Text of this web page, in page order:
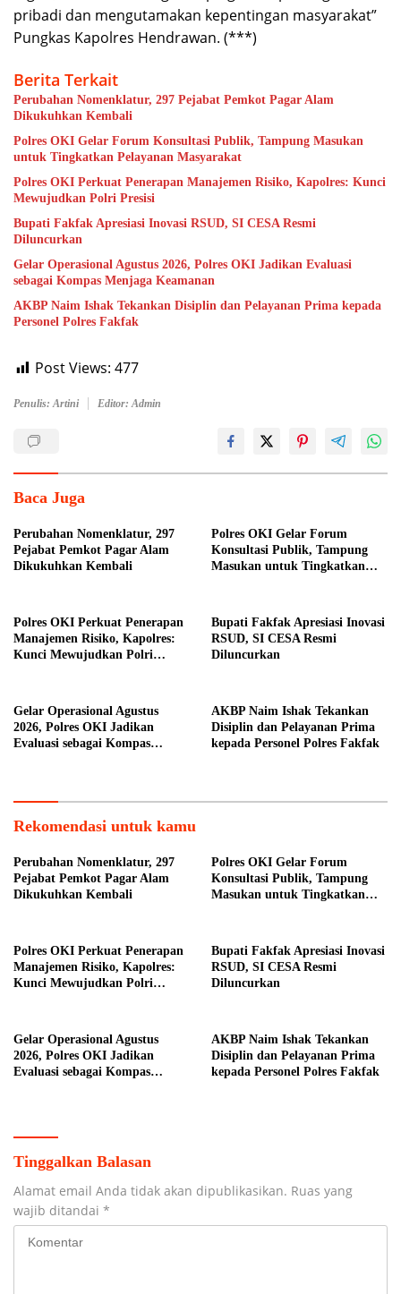
pribadi dan mengutamakan kepentingan masyarakat”
Pungkas Kapolres Hendrawan. (***)
Berita Terkait
Perubahan Nomenklatur, 297 Pejabat Pemkot Pagar Alam
Dikukuhkan Kembali
Polres OKI Gelar Forum Konsultasi Publik, Tampung Masukan
untuk Tingkatkan Pelayanan Masyarakat
Polres OKI Perkuat Penerapan Manajemen Risiko, Kapolres: Kunci
Mewujudkan Polri Presisi
Bupati Fakfak Apresiasi Inovasi RSUD, SI CESA Resmi
Diluncurkan
Gelar Operasional Agustus 2026, Polres OKI Jadikan Evaluasi
sebagai Kompas Menjaga Keamanan
AKBP Naim Ishak Tekankan Disiplin dan Pelayanan Prima kepada
Personel Polres Fakfak
Post Views: 477
Penulis: Artini Editor: Admin
Baca Juga
Perubahan Nomenklatur, 297
Pejabat Pemkot Pagar Alam
Dikukuhkan Kembali
Polres OKI Gelar Forum
Konsultasi Publik, Tampung
Masukan untuk Tingkatkan
Polres OKI Perkuat Penerapan
Manajemen Risiko, Kapolres:
Kunci Mewujudkan Polri
Bupati Fakfak Apresiasi Inovasi
RSUD, SI CESA Resmi
Diluncurkan
Gelar Operasional Agustus
2026, Polres OKI Jadikan
Evaluasi sebagai Kompas
AKBP Naim Ishak Tekankan
Disiplin dan Pelayanan Prima
kepada Personel Polres Fakfak
Rekomendasi untuk kamu
Perubahan Nomenklatur, 297
Pejabat Pemkot Pagar Alam
Dikukuhkan Kembali
Polres OKI Gelar Forum
Konsultasi Publik, Tampung
Masukan untuk Tingkatkan
Polres OKI Perkuat Penerapan
Manajemen Risiko, Kapolres:
Kunci Mewujudkan Polri
Bupati Fakfak Apresiasi Inovasi
RSUD, SI CESA Resmi
Diluncurkan
Gelar Operasional Agustus
2026, Polres OKI Jadikan
Evaluasi sebagai Kompas
AKBP Naim Ishak Tekankan
Disiplin dan Pelayanan Prima
kepada Personel Polres Fakfak
Tinggalkan Balasan
Alamat email Anda tidak akan dipublikasikan. Ruas yang
wajib ditandai *